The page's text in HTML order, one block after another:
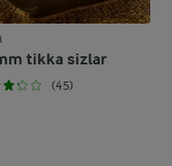
tikka sizlar
(45)